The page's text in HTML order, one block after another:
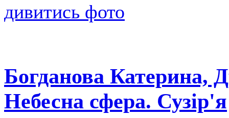
дивитись фото
Богданова Катерина,
Небесна сфера. Сузір'я